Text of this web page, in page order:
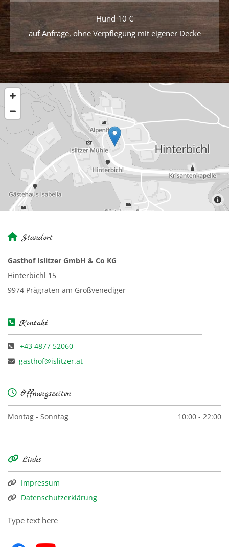
Hund 10 €
auf Anfrage, ohne Verpflegung mit eigener Decke
 Standort
Gasthof Islitzer GmbH & Co KG
Hinterbichl 15
9974 Prägraten am Großvenediger
 Kontakt
 +43 4877 52060
 gasthof@islitzer.at
Öffnungszeiten
Montag - Sonntag 10:00 - 22:00
 Links
 Impressum
 Datenschutzerklärung
Type text here